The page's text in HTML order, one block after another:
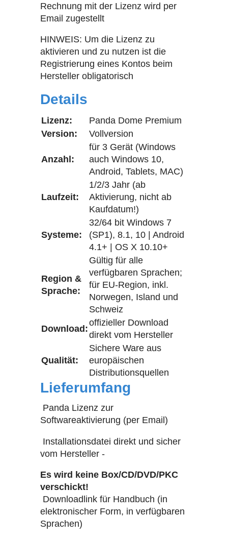
Rechnung mit der Lizenz wird per
Email zugestellt
HINWEIS: Um die Lizenz zu
aktivieren und zu nutzen ist die
Registrierung eines Kontos beim
Hersteller obligatorisch
Details
Lizenz:
Panda Dome Premium
Version:
Vollversion
Anzahl:
für 3 Gerät (Windows
auch Windows 10,
Android, Tablets, MAC)
Laufzeit:
1/2/3 Jahr (ab
Aktivierung, nicht ab
Kaufdatum!)
Systeme:
32/64 bit Windows 7
(SP1), 8.1, 10 | Android
4.1+ | OS X 10.10+
Region &
Sprache:
Gültig für alle
verfügbaren Sprachen;
für EU-Region, inkl.
Norwegen, Island und
Schweiz
Download:
offizieller Download
direkt vom Hersteller
Qualität:
Sichere Ware aus
europäischen
Distributionsquellen
Lieferumfang
Panda Lizenz zur
Softwareaktivierung (per Email)
Installationsdatei direkt und sicher
vom Hersteller -
Es wird keine Box/CD/DVD/PKC
verschickt!
Downloadlink für Handbuch (in
elektronischer Form, in verfügbaren
Sprachen)